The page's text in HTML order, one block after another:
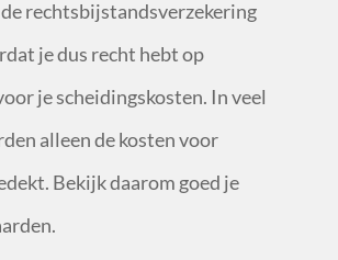
rechtsbijstandsverzekering
je dus recht hebt op
je scheidingskosten. In veel
alleen de kosten voor
Bekijk daarom goed je